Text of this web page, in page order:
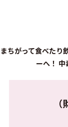
まちがって食べたり
ーへ！ 中